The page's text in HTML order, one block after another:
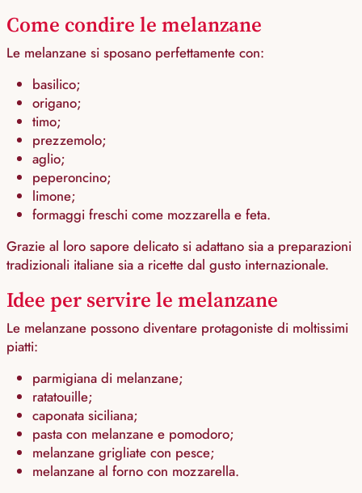
Come condire le melanzane
Le melanzane si sposano perfettamente con:
basilico;
origano;
timo;
prezzemolo;
aglio;
peperoncino;
limone;
formaggi freschi come mozzarella e feta.
Grazie al loro sapore delicato si adattano sia a preparazioni
tradizionali italiane sia a ricette dal gusto internazionale.
Idee per servire le melanzane
Le melanzane possono diventare protagoniste di moltissimi
piatti:
parmigiana di melanzane;
ratatouille;
caponata siciliana;
pasta con melanzane e pomodoro;
melanzane grigliate con pesce;
melanzane al forno con mozzarella.